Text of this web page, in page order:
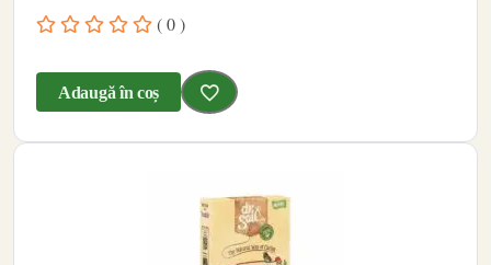
( 0 )
Adaugă în coș